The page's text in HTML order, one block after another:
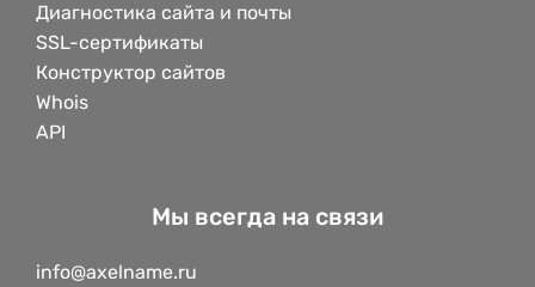
Диагностика сайта и почты
SSL-сертификаты
Конструктор сайтов
Whois
API
Мы всегда на связи
info@axelname.ru